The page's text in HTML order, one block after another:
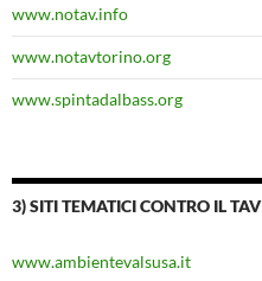
www.notav.info
www.notavtorino.org
www.spintadalbass.org
3) SITI TEMATICI CONTRO IL TAV
www.ambientevalsusa.it